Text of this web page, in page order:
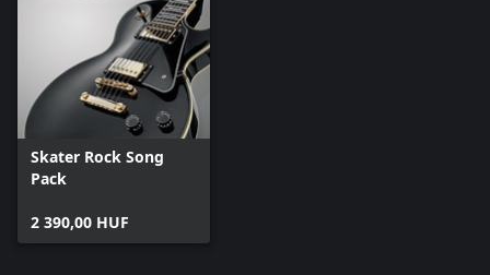
Skater Rock Song
Pack
2 390,00 HUF